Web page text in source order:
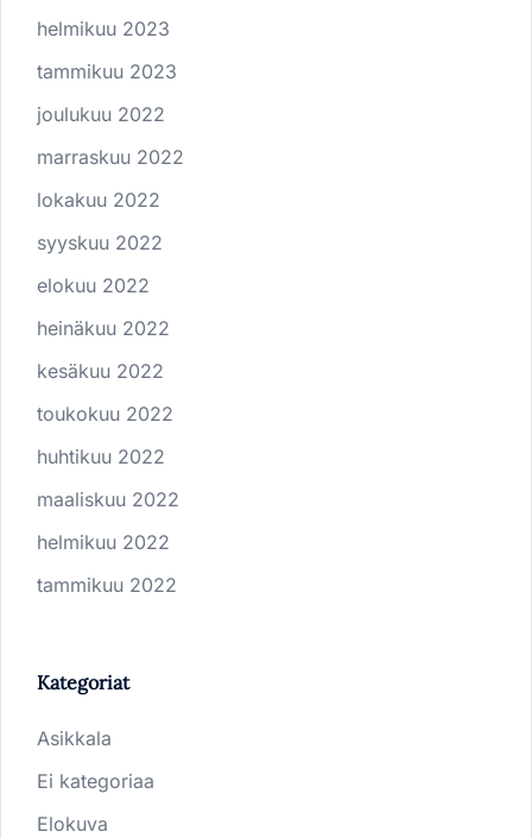
helmikuu 2023
tammikuu 2023
joulukuu 2022
marraskuu 2022
lokakuu 2022
syyskuu 2022
elokuu 2022
heinäkuu 2022
kesäkuu 2022
toukokuu 2022
huhtikuu 2022
maaliskuu 2022
helmikuu 2022
tammikuu 2022
Kategoriat
Asikkala
Ei kategoriaa
Elokuva